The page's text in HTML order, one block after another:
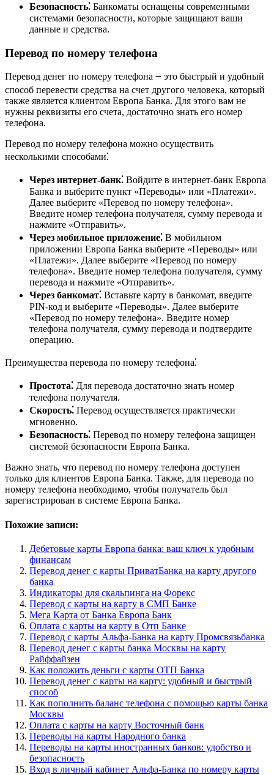
Безопасность⁚ Банкоматы оснащены современными
системами безопасности, которые защищают ваши
данные и средства.
Перевод по номеру телефона
Перевод денег по номеру телефона ౼ это быстрый и удобный
способ перевести средства на счет другого человека, который
также является клиентом Европа Банка. Для этого вам не
нужны реквизиты его счета, достаточно знать его номер
телефона.
Перевод по номеру телефона можно осуществить
несколькими способами⁚
Через интернет-банк⁚ Войдите в интернет-банк Европа
Банка и выберите пункт «Переводы» или «Платежи».
Далее выберите «Перевод по номеру телефона».
Введите номер телефона получателя, сумму перевода и
нажмите «Отправить».
Через мобильное приложение⁚ В мобильном
приложении Европа Банка выберите «Переводы» или
«Платежи». Далее выберите «Перевод по номеру
телефона». Введите номер телефона получателя, сумму
перевода и нажмите «Отправить».
Через банкомат⁚ Вставьте карту в банкомат, введите
PIN-код и выберите «Переводы». Далее выберите
«Перевод по номеру телефона». Введите номер
телефона получателя, сумму перевода и подтвердите
операцию.
Преимущества перевода по номеру телефона⁚
Простота⁚ Для перевода достаточно знать номер
телефона получателя.
Скорость⁚ Перевод осуществляется практически
мгновенно.
Безопасность⁚ Перевод по номеру телефона защищен
системой безопасности Европа Банка.
Важно знать, что перевод по номеру телефона доступен
только для клиентов Европа Банка. Также, для перевода по
номеру телефона необходимо, чтобы получатель был
зарегистрирован в системе Европа Банка.
Похожие записи:
Дебетовые карты Европа банка: ваш ключ к удобным
финансам
Перевод денег с карты ПриватБанка на карту другого
банка
Индикаторы для скальпинга на Форекс
Перевод с карты на карту в СМП Банке
Мега Карта от Банка Европа Банк
Оплата с карты на карту в Отп Банке
Перевод с карты Альфа-Банка на карту Промсвязьбанка
Перевод денег с карты банка Москвы на карту
Райффайзен
Как положить деньги с карты ОТП Банка
Перевод денег с карты на карту: удобный и быстрый
способ
Как пополнить баланс телефона с помощью карты банка
Москвы
Оплата с карты на карту Восточный банк
Переводы на карты Народного банка
Переводы на карты иностранных банков: удобство и
безопасность
Вход в личный кабинет Альфа-Банка по номеру карты